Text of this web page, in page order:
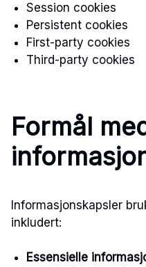
Session cookies
Persistent cookies
First-party cookies
Third-party cookies
Formål
Informasjonskapsler
inkludert:
Essensielle